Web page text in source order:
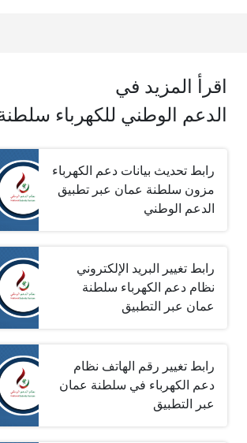
اقرأ المزيد في
الدعم الوطني للكهرباء
رابط تحديث بيانات دعم الكهرباء
مزون سلطنة عمان عبر تطبيق
الدعم الوطني
رابط تغيير البريد الإلكتروني
نظام دعم الكهرباء سلطنة
عمان عبر التطبيق
رابط تغيير رقم الهاتف نظام
دعم الكهرباء في سلطنة عمان
عبر التطبيق